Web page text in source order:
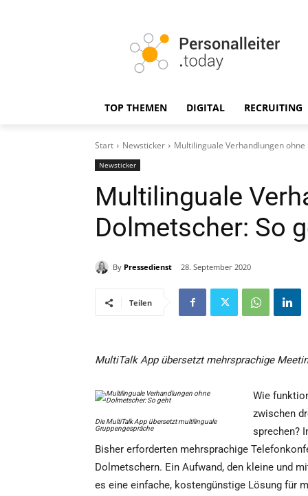
TOP THEMEN DIGITAL RECRUITING
Start Newsticker Multilinguale Verhandlungen
Newsticker
Multilinguale
Dolmetscher: So
By Pressedienst 28. September 2020
Teilen
MultiTalk App übersetzt mehrsprachige
Die MultiTalk App übersetzt multilinguale
Gruppengespräche
Wie
zwischen
sprechen?
Bisher erforderten mehrsprachige
Dolmetschern. Ein Aufwand, den kleine und
es eine einfache, kostengünstige Lösung für